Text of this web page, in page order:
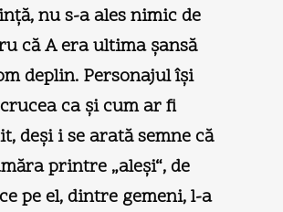
nu s-a ales nimic de
că A era ultima şansă
deplin. Personajul îşi
ca şi cum ar fi
deşi i se arată semne că
printre „aleşi“, de
pe el, dintre gemeni, l-a